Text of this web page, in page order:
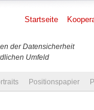
der Datensicherheit
Umfeld
Startseite
Positionspapier